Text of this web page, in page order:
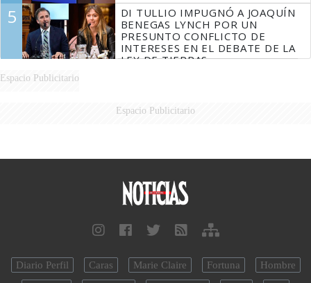
5
DI TULLIO IMPUGNÓ A JOAQUÍN
BENEGAS LYNCH POR UN
PRESUNTO CONFLICTO DE
INTERESES EN EL DEBATE DE LA
LEY DE TIERRAS
Espacio Publicitario
Espacio Publicitario
Diario Perfil Caras Marie Claire Fortuna
Hombre